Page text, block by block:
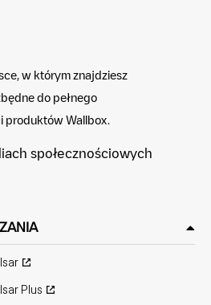
w którym znajdziesz
do pełnego
produktów Wallbox.
społecznościowych
Plus